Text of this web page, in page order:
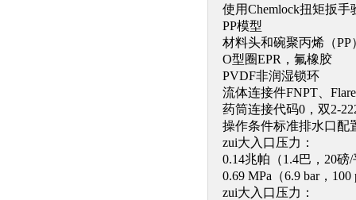
使用Chemlock扭矩扳手
PP模型
材料头和碗聚丙烯（PP
O型圈EPR，氟橡胶
PVDF非润湿锁环
流体连接件FNPT、
药筒连接代码0，双2-
操作条件标准排水口配
zui大入口压力：
0.14兆帕（1.4巴，20磅
0.69 MPa（6.9 bar，
zui大入口压力：